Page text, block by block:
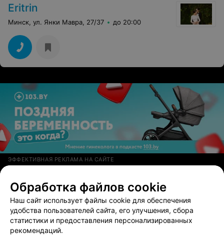
Eritrin
Минск, ул. Янки Мавра, 27/37 до 20:00
ЭФФЕКТИВНАЯ РЕКЛАМА НА САЙТЕ
ЭКСКУРСИИ ПО БЕЛАРУСИ
Sauko travel
Минск, пр-т Пушкина, 1 до 21:00
Обработка файлов cookie
Наш сайт использует файлы cookie для обеспечения
удобства пользователей сайта, его улучшения, сбора
статистики и предоставления персонализированных
рекомендаций.